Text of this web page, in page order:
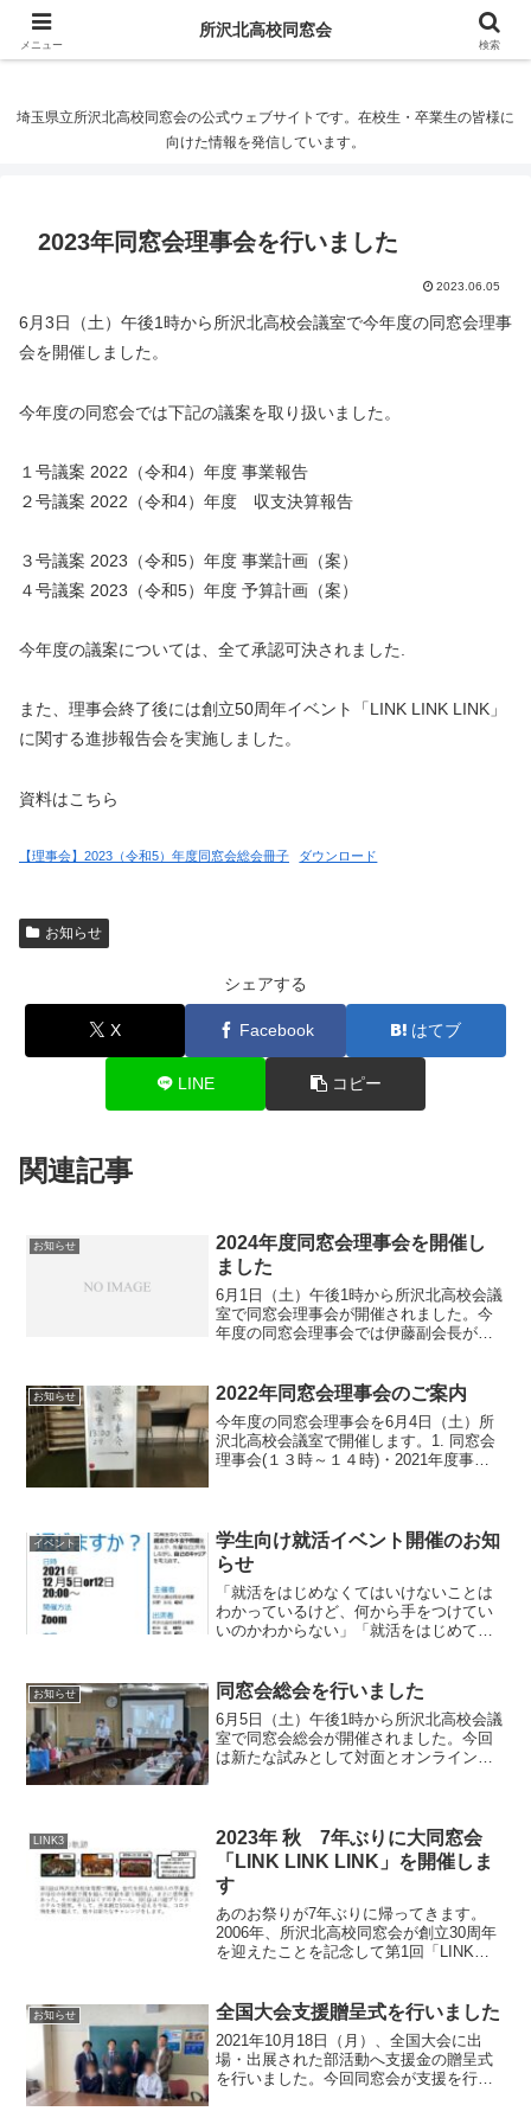
所沢北高校同窓会
埼玉県立所沢北高校同窓会の公式ウェブサイトです。在校生・卒業生の皆様に
向けた情報を発信しています。
2023年同窓会理事会を行いました
2023.06.05
6月3日（土）午後1時から所沢北高校会議室で今年度の同窓会理事
会を開催しました。
今年度の同窓会では下記の議案を取り扱いました。
１号議案 2022（令和4）年度 事業報告
２号議案 2022（令和4）年度 収支決算報告
３号議案 2023（令和5）年度 事業計画（案）
４号議案 2023（令和5）年度 予算計画（案）
今年度の議案については、全て承認可決されました.
また、理事会終了後には創立50周年イベント「LINK LINK LINK」
に関する進捗報告会を実施しました。
資料はこちら
【理事会】2023（令和5）年度同窓会総会冊子 ダウンロード
お知らせ
シェアする
X Facebook はてブ
LINE コピー
関連記事
お知らせ
2024年度同窓会理事会を開催し
ました
6月1日（土）午後1時から所沢北高校会議
室で同窓会理事会が開催されました。今
年度の同窓会理事会では伊藤副会長が議
告２号議案 2023（令和5）年度 収支決算
お知らせ 2022年同窓会理事会のご案内
今年度の同窓会理事会を6月4日（土）所
沢北高校会議室で開催します。1. 同窓会
理事会(１３時～１４時)・2021年度事業
を...
イベント
学生向け就活イベント開催のお知
らせ
「就活をはじめなくてはいけないことは
わかっているけど、何から手をつけてい
いのかわからない」「就活をはじめては
生・専門学校生向け就活イベントで
す。・zoomを用いてのオンライ...
お知らせ 同窓会総会を行いました
6月5日（土）午後1時から所沢北高校会議
室で同窓会総会が開催されました。今回
は新たな試みとして対面とオンラインを
の皆様には多大なるご...
LINK3
2023年 秋 7年ぶりに大同窓会
「LINK LINK LINK」を開催しま
す
あのお祭りが7年ぶりに帰ってきます。
2006年、所沢北高校同窓会が創立30周年
を迎えたことを記念して第1回「LINK
「LINK」してほしいという思いから生ま
お知らせ 全国大会支援贈呈式を行いました
2021年10月18日（月）、全国大会に出
場・出展された部活動へ支援金の贈呈式
を行いました。今回同窓会が支援を行っ
メニュー
所沢北高校同窓会
検索